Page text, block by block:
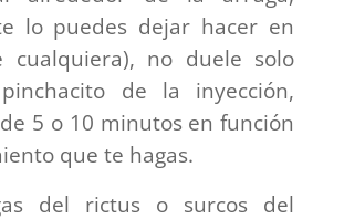
lo puedes dejar hacer en
cualquiera), no duele solo
de la inyección,
5 o 10 minutos en función
que te hagas.
del rictus o surcos del